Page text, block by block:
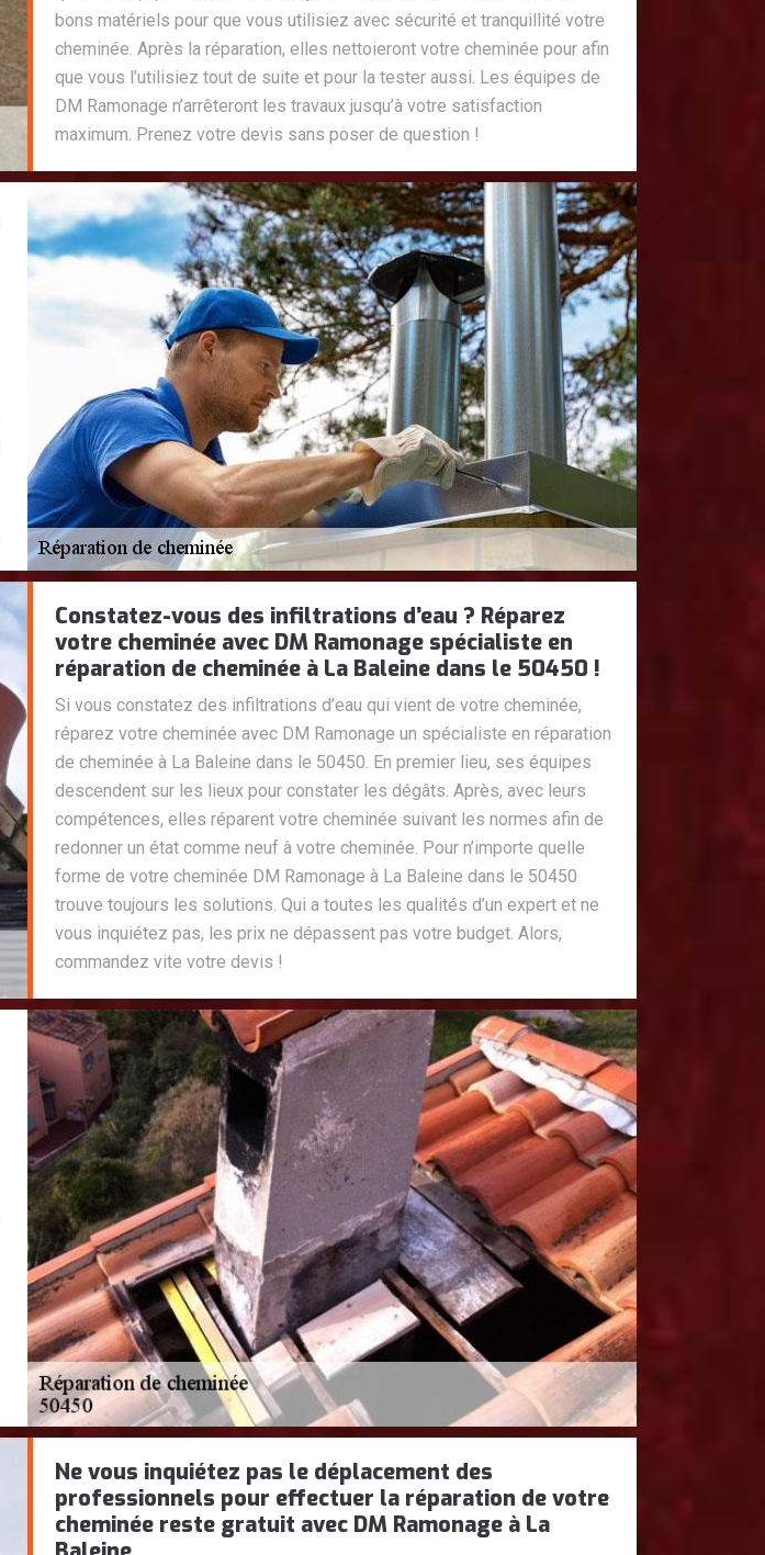
bons matériels pour que vous utilisiez avec sécurité et tranquillité votre
cheminée. Après la réparation, elles nettoieront votre cheminée pour afin
que vous l’utilisiez tout de suite et pour la tester aussi. Les équipes de
DM Ramonage n’arrêteront les travaux jusqu’à votre satisfaction
maximum. Prenez votre devis sans poser de question !
Constatez-vous des infiltrations d’eau ? Réparez
votre cheminée avec DM Ramonage spécialiste en
réparation de cheminée à La Baleine dans le 50450 !
Si vous constatez des infiltrations d’eau qui vient de votre cheminée,
réparez votre cheminée avec DM Ramonage un spécialiste en réparation
de cheminée à La Baleine dans le 50450. En premier lieu, ses équipes
descendent sur les lieux pour constater les dégâts. Après, avec leurs
compétences, elles réparent votre cheminée suivant les normes afin de
redonner un état comme neuf à votre cheminée. Pour n’importe quelle
forme de votre cheminée DM Ramonage à La Baleine dans le 50450
trouve toujours les solutions. Qui a toutes les qualités d’un expert et ne
vous inquiétez pas, les prix ne dépassent pas votre budget. Alors,
commandez vite votre devis !
Ne vous inquiétez pas le déplacement des
professionnels pour effectuer la réparation de votre
cheminée reste gratuit avec DM Ramonage à La